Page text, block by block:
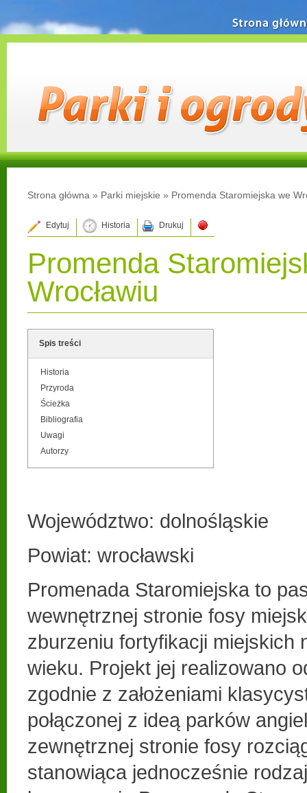
Strona główna » Parki miejskie » Promenda Staromiejska we
Edytuj Historia Drukuj
Promenda
Wrocławiu
Spis treści
Historia
Przyroda
Ścieżka
Bibliografia
Uwagi
Autorzy
Województwo: dolnośląskie
Powiat: wrocławski
Promenada Staromiejska to
wewnętrznej stronie fosy
zburzeniu fortyfikacji miejskich
wieku. Projekt jej realizowano
zgodnie z założeniami
połączonej z ideą parków
zewnętrznej stronie fosy
stanowiąca jednocześnie
Strona główna